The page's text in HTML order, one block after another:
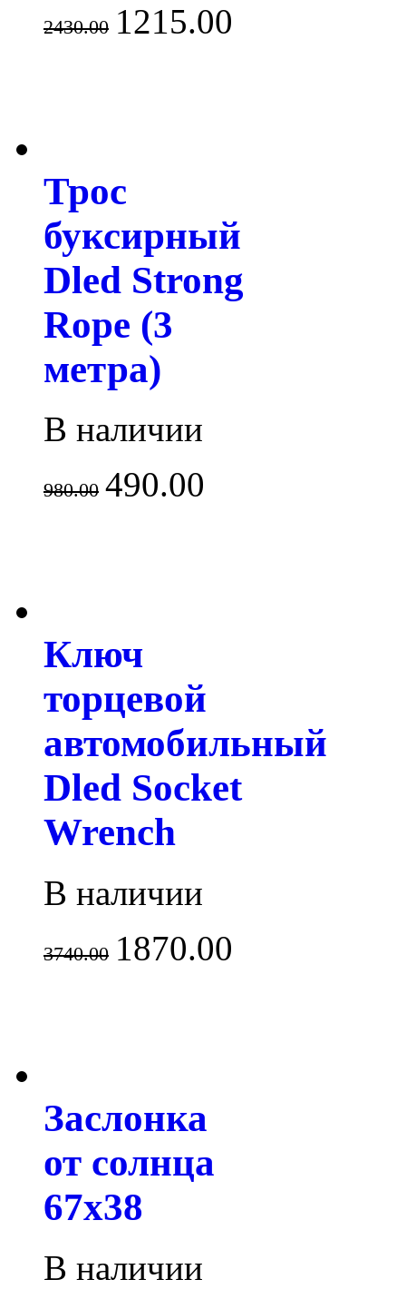
2430.00 1215.00
Трос
буксирный
Dled Strong
Rope (3
метра)
В наличии
980.00 490.00
Ключ
торцевой
автомобильный
Dled Socket
Wrench
В наличии
3740.00 1870.00
Заслонка
от солнца
67x38
В наличии